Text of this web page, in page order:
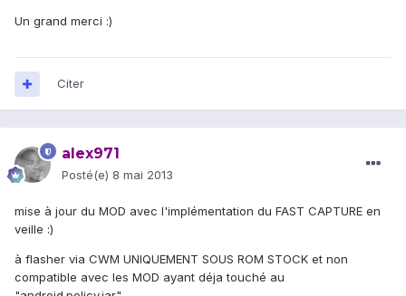
Un grand merci :)
Citer
alex971
Posté(e) 8 mai 2013
mise à jour du MOD avec l'implémentation du FAST CAPTURE en
veille :)
à flasher via CWM UNIQUEMENT SOUS ROM STOCK et non
compatible avec les MOD ayant déja touché au